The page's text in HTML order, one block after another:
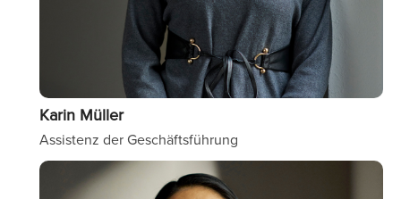
Karin Müller
Assistenz der Geschäftsführung
Image